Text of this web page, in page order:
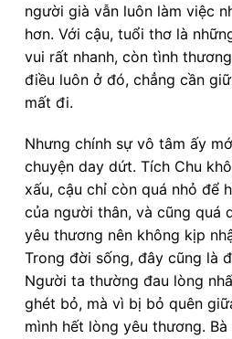
người già vẫn luôn làm việc
hơn. Với cậu, tuổi thơ là
vui rất nhanh, còn tình
điều luôn ở đó, chẳng cần
mất đi.
Nhưng chính sự vô tâm ấy
chuyện day dứt. Tích Chu
xấu, cậu chỉ còn quá nhỏ để
của người thân, và cũng quá
yêu thương nên không kịp
Trong đời sống, đây cũng là
Người ta thường đau lòng
ghét bỏ, mà vì bị bỏ quên
mình hết lòng yêu thương.